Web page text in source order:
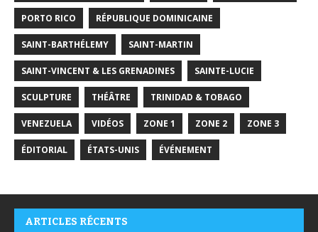
PORTO RICO RÉPUBLIQUE DOMINICAINE
SAINT-BARTHÉLEMY SAINT-MARTIN
SAINT-VINCENT & LES GRENADINES SAINTE-LUCIE
SCULPTURE THÉÂTRE TRINIDAD & TOBAGO
VENEZUELA VIDÉOS ZONE 1 ZONE 2 ZONE 3
ÉDITORIAL ÉTATS-UNIS ÉVÉNEMENT
ARTICLES RÉCENTS